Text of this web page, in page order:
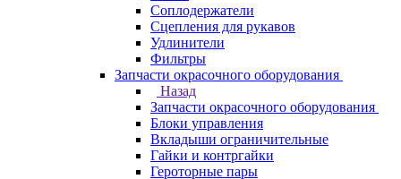
Соплодержатели
Сцепления для рукавов
Удлинители
Фильтры
Запчасти окрасочного оборудования
Назад
Запчасти окрасочного оборудования
Блоки управления
Вкладыши ограничительные
Гайки и контргайки
Героторные пары